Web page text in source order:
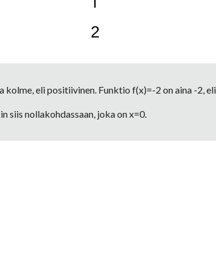
eli positiivinen. Funktio f(x)=-2 on aina -2,
siis nollakohdassaan, joka on x=0.